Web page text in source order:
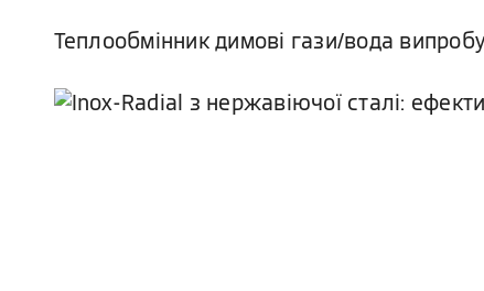
Теплообмінник димові гази/вода